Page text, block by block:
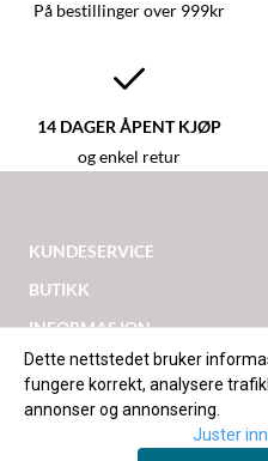
På bestillinger over 999kr
14 DAGER ÅPENT KJØP
og enkel retur
KUNDESERVICE
hei@detlilleekstra-narvik.no
Ankenesveien 179
8520 Ankenes
Org: 929310950
BUTIKK
Vilkår
Frakt og retur
Kontakt oss
INFORMASJON
Om oss
Blogg
Dette nettstedet bruker
fungere korrekt, analysere
annonser og annonsering.
Juster